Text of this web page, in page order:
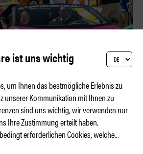
Beats & TikTok
ist uns wichtig
um Ihnen das bestmögliche Erlebnis zu
unserer Kommunikation mit Ihnen zu
sind uns wichtig, wir verwenden nur
Ihre Zustimmung erteilt haben.
erforderlichen Cookies, welche...